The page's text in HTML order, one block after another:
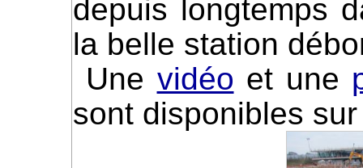
depuis longtemps
la belle station
Une vidéo et une
sont disponibles